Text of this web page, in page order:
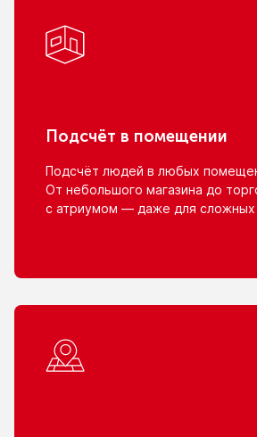
Подсчёт в помещении
Подсчёт людей в любых
От небольшого магазина до
с атриумом — даже для сложных